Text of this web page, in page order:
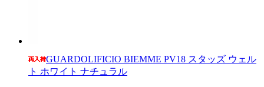
GUARDOLIFICIO BIEMME PV18 スタッズ ウェル
ト ホワイト ナチュラル